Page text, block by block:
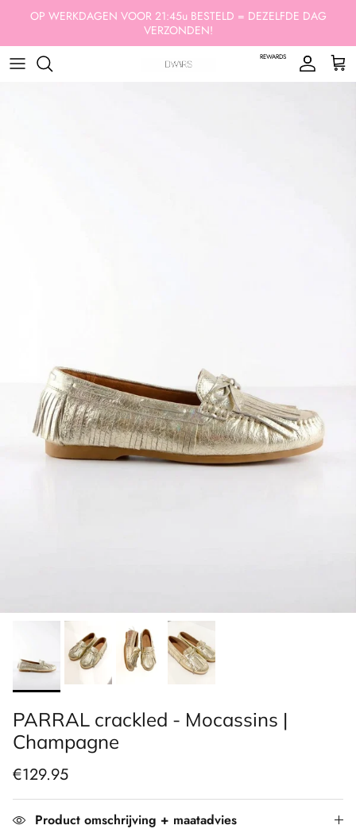
Ga naar inhoud
OP WERKDAGEN VOOR 21:45u BESTELD = DEZELFDE DAG
VERZONDEN!
REWARDS
Account
PARRAL crackled - Mocassins |
Champagne
€129.95
Product omschrijving + maatadvies